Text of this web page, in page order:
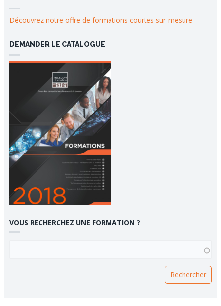
Découvrez notre offre de formations courtes sur-mesure
DEMANDER LE CATALOGUE
VOUS RECHERCHEZ UNE FORMATION ?